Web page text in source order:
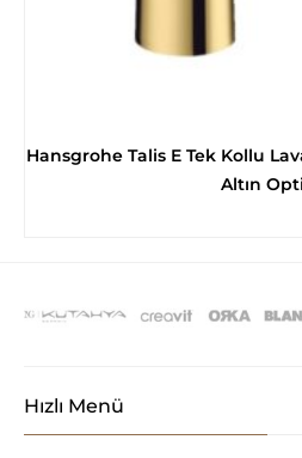
Hansgrohe Talis E Tek Kollu
Altın
Hızlı Menü